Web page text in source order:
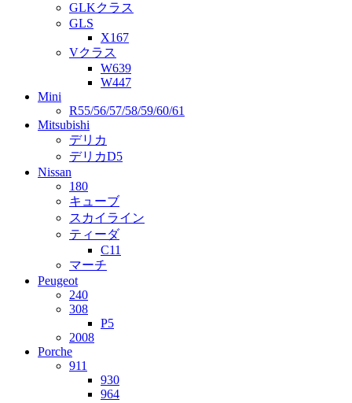
GLKクラス
GLS
X167
Vクラス
W639
W447
Mini
R55/56/57/58/59/60/61
Mitsubishi
デリカ
デリカD5
Nissan
180
キューブ
スカイライン
ティーダ
C11
マーチ
Peugeot
240
308
P5
2008
Porche
911
930
964